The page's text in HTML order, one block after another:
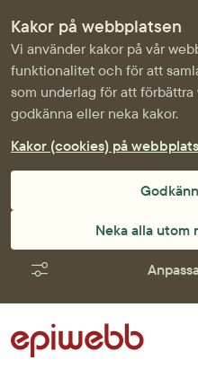
Kakor på webbplatsen
Vi använder kakor på vår
funktionalitet och för att
som underlag för att
godkänna eller neka kakor.
Kakor (cookies) på
Neka alla utom